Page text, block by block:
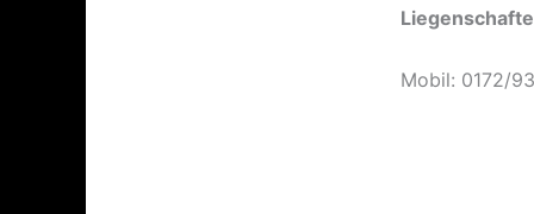
Mobil: 0172/